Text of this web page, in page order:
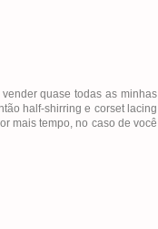
quase todas as minhas
half-shirring e corset lacing
mais tempo, no caso de você